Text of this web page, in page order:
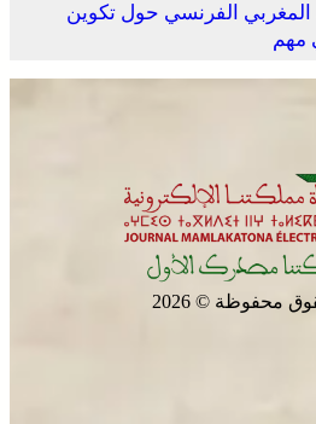
تعلن تغييرا في موقفها وتعترف
جريدة “مملكتنا” إلى الأستاذ
المغربي الفرنسي حول تكوين
مهم
محفوظة © 2026